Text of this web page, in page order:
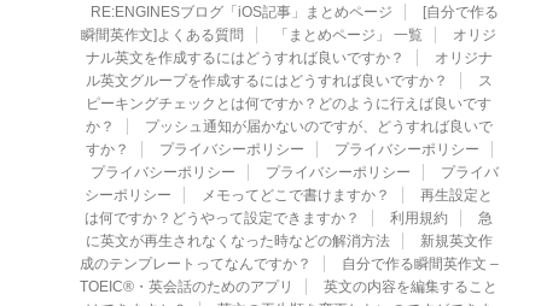
RE:ENGINESブログ「iOS記事」まとめページ
[自分で作る
瞬間英作文]よくある質問
「まとめページ」 一覧
オリジ
ナル英文を作成するにはどうすれば良いですか？
オリジナ
ル英文グループを作成するにはどうすれば良いですか？
ス
ピーキングチェックとは何ですか？どのように行えば良いです
か？
プッシュ通知が届かないのですが、どうすれば良いで
すか？
プライバシーポリシー
プライバシーポリシー
プライバシーポリシー
プライバシーポリシー
プライバ
シーポリシー
メモってどこで書けますか？
再生設定と
は何ですか？どうやって設定できますか？
利用規約
急
に英文が再生されなくなった時などの解消方法
新規英文作
成のテンプレートってなんですか？
自分で作る瞬間英作文 –
TOEIC®・英会話のためのアプリ
英文の内容を編集すること